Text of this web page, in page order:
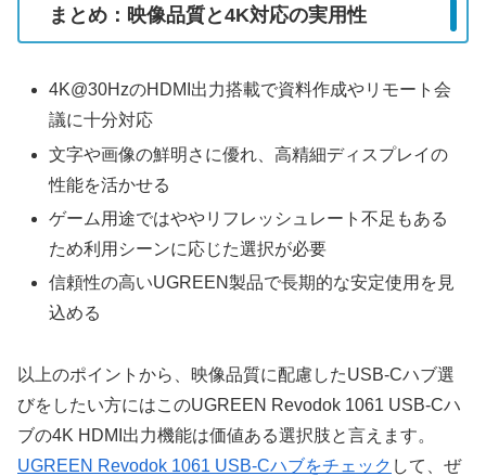
まとめ：映像品質と4K対応の実用性
4K@30HzのHDMI出力搭載で資料作成やリモート会
議に十分対応
文字や画像の鮮明さに優れ、高精細ディスプレイの
性能を活かせる
ゲーム用途ではややリフレッシュレート不足もある
ため利用シーンに応じた選択が必要
信頼性の高いUGREEN製品で長期的な安定使用を見
込める
以上のポイントから、映像品質に配慮したUSB-Cハブ選
びをしたい方にはこのUGREEN Revodok 1061 USB-Cハ
ブの4K HDMI出力機能は価値ある選択肢と言えます。
UGREEN Revodok 1061 USB-Cハブをチェック して、ぜ